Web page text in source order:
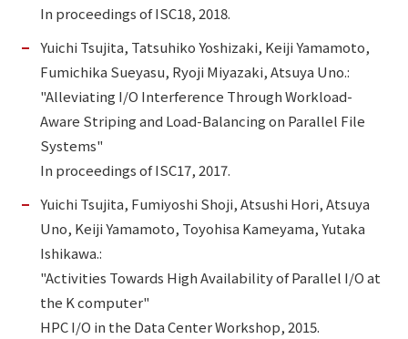
In proceedings of ISC18, 2018.
Yuichi Tsujita, Tatsuhiko Yoshizaki, Keiji Yamamoto,
Fumichika Sueyasu, Ryoji Miyazaki, Atsuya Uno.:
"Alleviating I/O Interference Through Workload-
Aware Striping and Load-Balancing on Parallel File
Systems"
In proceedings of ISC17, 2017.
Yuichi Tsujita, Fumiyoshi Shoji, Atsushi Hori, Atsuya
Uno, Keiji Yamamoto, Toyohisa Kameyama, Yutaka
Ishikawa.:
"Activities Towards High Availability of Parallel I/O at
the K computer"
HPC I/O in the Data Center Workshop, 2015.